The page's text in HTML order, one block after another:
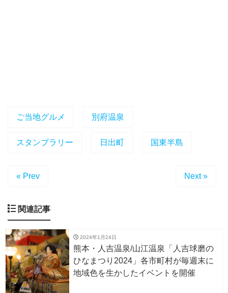
ご当地グルメ 別府温泉
スタンプラリー 日出町 国東半島
« Prev Next »
関連記事
2024年1月24日
熊本・人吉温泉/山江温泉「人吉球磨の
ひなまつり2024」各市町村が毎週末に
地域色を生かしたイベントを開催